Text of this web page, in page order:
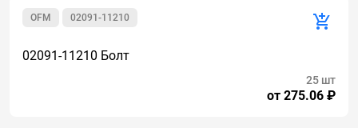
02091-11210
OFM
02091-11210 Болт
от 275.06 ₽
25 шт